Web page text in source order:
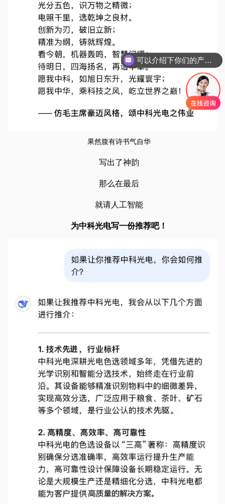
果然腹有诗书气自华
写出了神韵
那么在最后
就请人工智能
为中科光电写一份推荐吧！
可以介绍下你们的产品么